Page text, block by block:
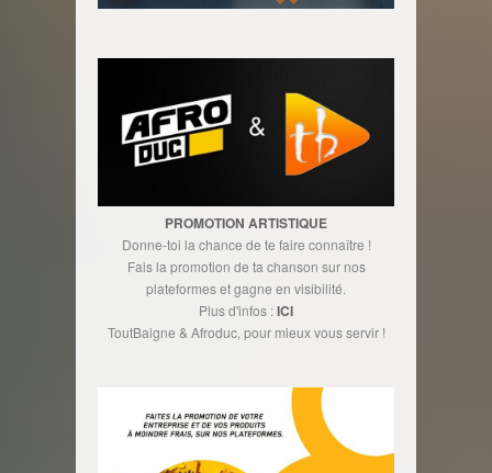
PROMOTION ARTISTIQUE
Donne-toi la chance de te faire connaître !
Fais la promotion de ta chanson sur nos
plateformes et gagne en visibilité.
Plus d'infos :ICI
ToutBaigne & Afroduc, pour mieux vous servir !